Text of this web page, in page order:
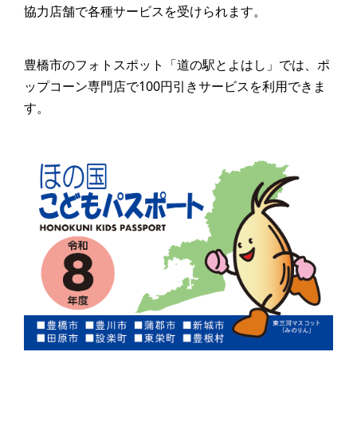
協力店舗で各種サービスを受けられます。
豊橋市のフォトスポット「道の駅とよはし」では、ポ
ップコーン専門店で100円引きサービスを利用できま
す。